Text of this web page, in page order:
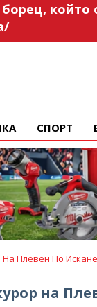
който
СПОРТ
Плевен По
на